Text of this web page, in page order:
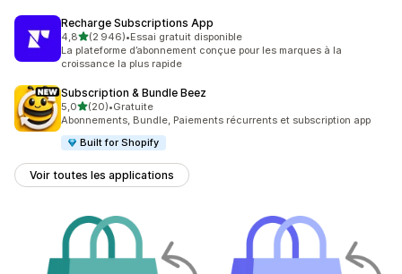
Recharge Subscriptions App
4,8étoile(s) sur 5
(2 946)
2946 avis au total
•Essai gratuit disponible
La plateforme d’abonnement conçue pour les marques à la
croissance la plus rapide
Subscription & Bundle Beez
5,0étoile(s) sur 5
(20)
20 avis au total
•Gratuite
Abonnements, Bundle, Paiements récurrents et subscription app
Built for Shopify
Voir toutes les applications